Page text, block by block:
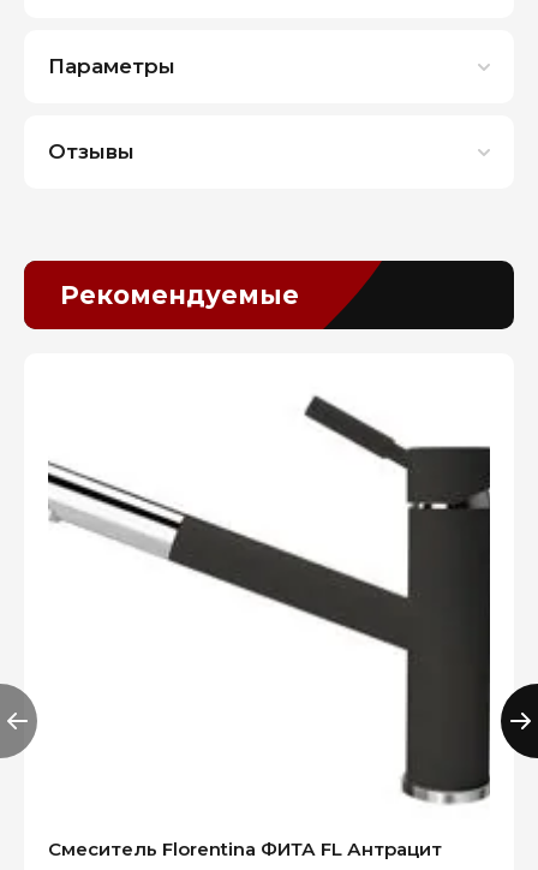
Параметры
Отзывы
Рекомендуемые
Смеситель Florentina ФИТА FL Антрацит